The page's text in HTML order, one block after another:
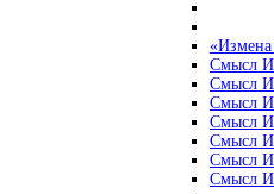
«Измена
Смысл
Смысл
Смысл
Смысл
Смысл
Смысл
Смысл